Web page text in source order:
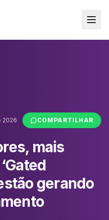
2026 COMPARTILHAR
mais
gerando